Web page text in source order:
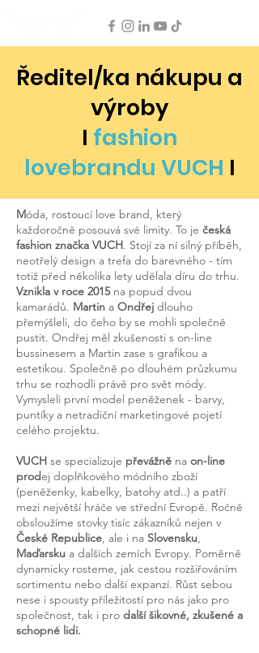
Ředitel/ka nákupu a
výroby
I fashion
lovebrandu VUCH I
Móda, rostoucí love brand, který
každoročně posouvá své limity. To je česká
fashion značka VUCH. Stojí za ní silný příběh,
neotřelý design a trefa do barevného - tím
totiž před několika lety udělala díru do trhu.
Vznikla v roce 2015na popud dvou
kamarádů. Martin a Ondřej dlouho
přemýšleli, do čeho by se mohli společně
pustit. Ondřej měl zkušenosti s on-line
bussinesem a Martin zase s grafikou a
estetikou. Společně po dlouhém průzkumu
trhu se rozhodli právě pro svět módy.
Vymysleli první model peněženek - barvy,
puntíky a netradiční marketingové pojetí
celého projektu.
VUCH se specializuje převážně na on-line
prodej doplňkového módního zboží
(peněženky, kabelky, batohy atd..) a patří
mezi největší hráče ve střední Evropě. Ročně
obsloužíme stovky tisíc zákazníků nejen v
České Republice, ale i na Slovensku,
Maďarsku a dalších zemích Evropy. Poměrně
dynamicky rosteme, jak cestou rozšiřováním
sortimentu nebo další expanzí. Růst sebou
nese i spousty příležitostí pro nás jako pro
společnost, tak i pro další šikovné, zkušené a
schopné lidi.